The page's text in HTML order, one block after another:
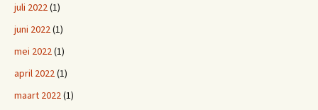
juli 2022(1)
juni 2022(1)
mei 2022(1)
april 2022(1)
maart 2022(1)